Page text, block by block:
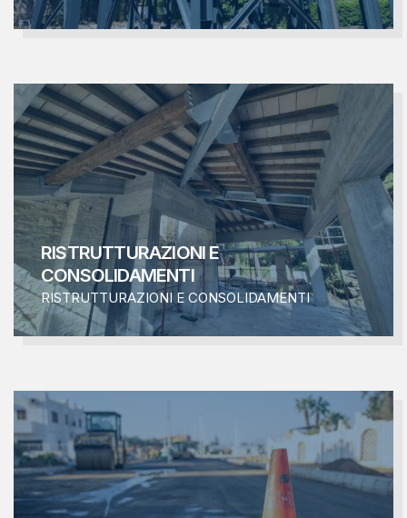
RISTRUTTURAZIONI E
CONSOLIDAMENTI
RISTRUTTURAZIONI E CONSOLIDAMENTI